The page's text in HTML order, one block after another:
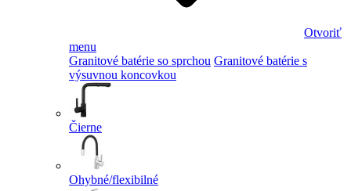
Otvoriť
menu
Granitové batérie so sprchou Granitové batérie s
výsuvnou koncovkou
Čierne
Ohybné/flexibilné